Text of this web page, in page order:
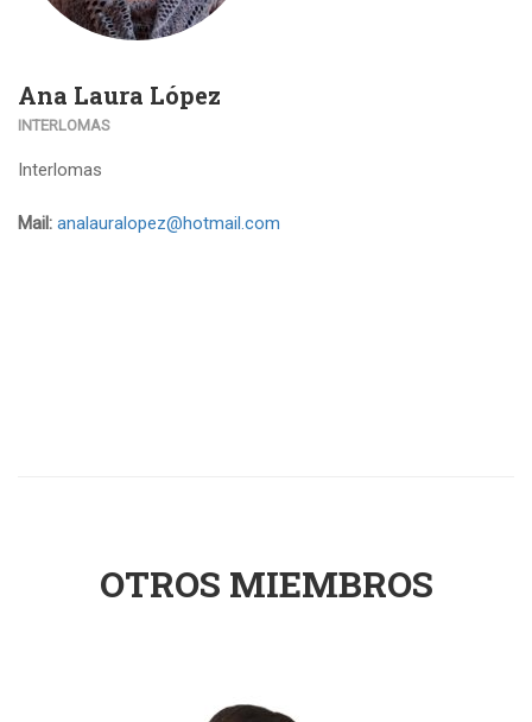
Ana Laura López
INTERLOMAS
Interlomas
Mail: analauralopez@hotmail.com
OTROS MIEMBROS